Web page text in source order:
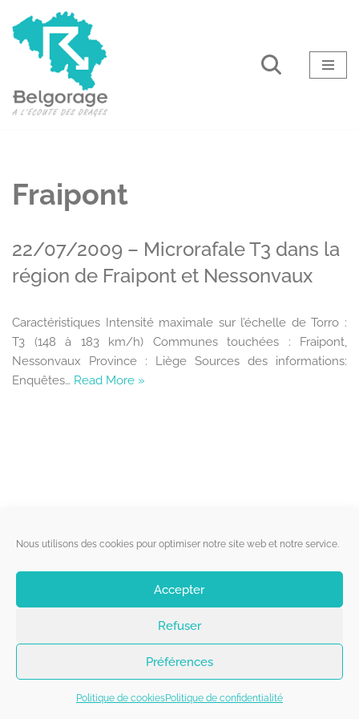
Nous utilisons des cookies pour optimiser notre site web et notre service.
Accepter
Refuser
Préférences
Politique de cookiesPolitique de confidentialité
Aller
Fraipont
22/07/2009 – Microrafale T3 dans la
région de Fraipont et Nessonvaux
Caractéristiques Intensité maximale sur l’échelle de Torro :
T3 (148 à 183 km/h) Communes touchées : Fraipont,
Nessonvaux Province : Liège Sources des informations:
Enquêtes… Read More »
Liens utiles
Qui sommes-nous ?
Politique de cookies
Copyright 2026 - Belgorage